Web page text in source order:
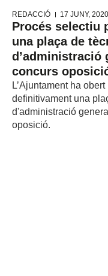
REDACCIÓ 17 JUNY, 2020
Procés selectiu
una plaça de
d’administració
concurs
L’Ajuntament ha
definitivament una
d'administració
oposició.